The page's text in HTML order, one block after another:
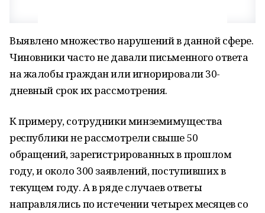
Выявлено множество нарушений в данной сфере.
Чиновники часто не давали письменного ответа
на жалобы граждан или игнорировали 30-
дневный срок их рассмотрения.
К примеру, сотрудники минземимущества
республики не рассмотрели свыше 50
обращений, зарегистрированных в прошлом
году, и около 300 заявлений, поступивших в
текущем году. А в ряде случаев ответы
направлялись по истечении четырех месяцев со